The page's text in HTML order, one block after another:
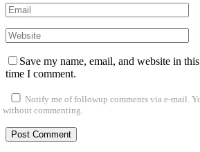
Save my name, email, and website in
time I comment.
Notify me of followup comments via e-mail.
without commenting.